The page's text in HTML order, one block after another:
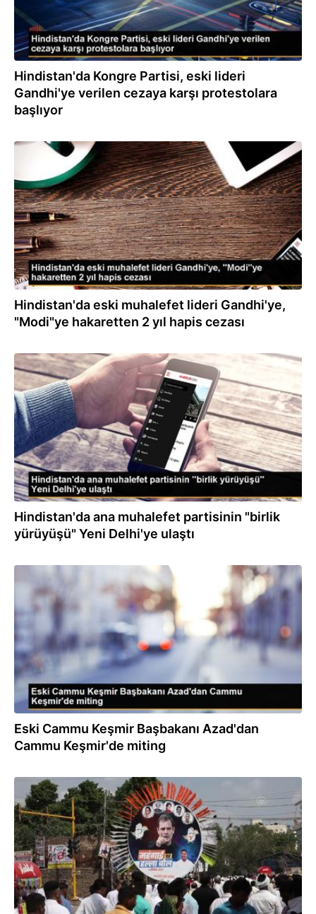
Hindistan'da Kongre Partisi, eski lideri
Gandhi'ye verilen cezaya karşı protestolara
başlıyor
23.03.2023
Hindistan'da eski muhalefet lideri Gandhi'ye,
"Modi"ye hakaretten 2 yıl hapis cezası
24.12.2022
Hindistan'da ana muhalefet partisinin "birlik
yürüyüşü" Yeni Delhi'ye ulaştı
04.09.2022
Eski Cammu Keşmir Başbakanı Azad'dan
Cammu Keşmir'de miting
04.09.2022